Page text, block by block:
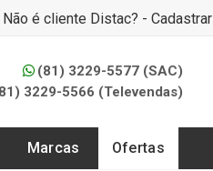
Não é cliente Distac? - Cadastrar
(81) 3229-5577 (SAC)
3229-5566 (Televendas)
Marcas Ofertas